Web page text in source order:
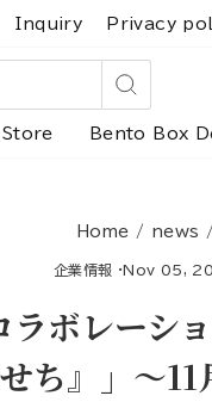
Inquiry Privacy
Search
Bento Box
Home / news /
企業情報 ·Nov 05,
ボレーシ
ち』」～